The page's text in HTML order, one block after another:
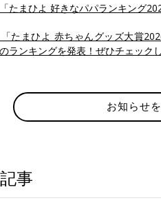
たまひよ 好きなパパランキング
「たまひよ 赤ちゃんグッズ大賞
ランキングを発表！ぜひチェック
お知らせ
事